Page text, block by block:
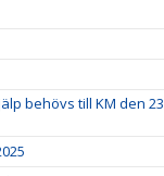
behövs till KM den 23